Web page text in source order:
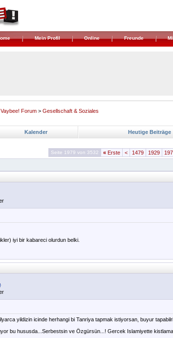
Mein Profil Online Freunde
Vaybee! Forum > Gesellschaft & Soziales
Kalender Heutige Beiträge
Seite 1979 von 3532 « Erste < 1479 1929
iyi bir kabareci olurdun belki.
yildizin icinde herhangi bi Tanriya tapmak istiyorsan, buyur
bu hususda...Serbestsin ve Özgürsün...! Gercek Islamiyette